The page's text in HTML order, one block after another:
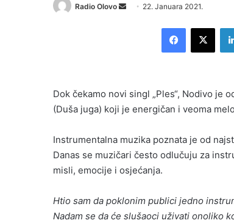
Radio Olovo
Send 22. Januara 2021.
Facebook
X
Dok čekamo novi singl „Ples“, Nodivo je
(Duša juga) koji je energičan i veoma
Instrumentalna muzika poznata je od
Danas se muzičari često odlučuju za
misli, emocije i osjećanja.
Htio sam da poklonim publici jedno
Nadam se da će slušaoci uživati onoliko